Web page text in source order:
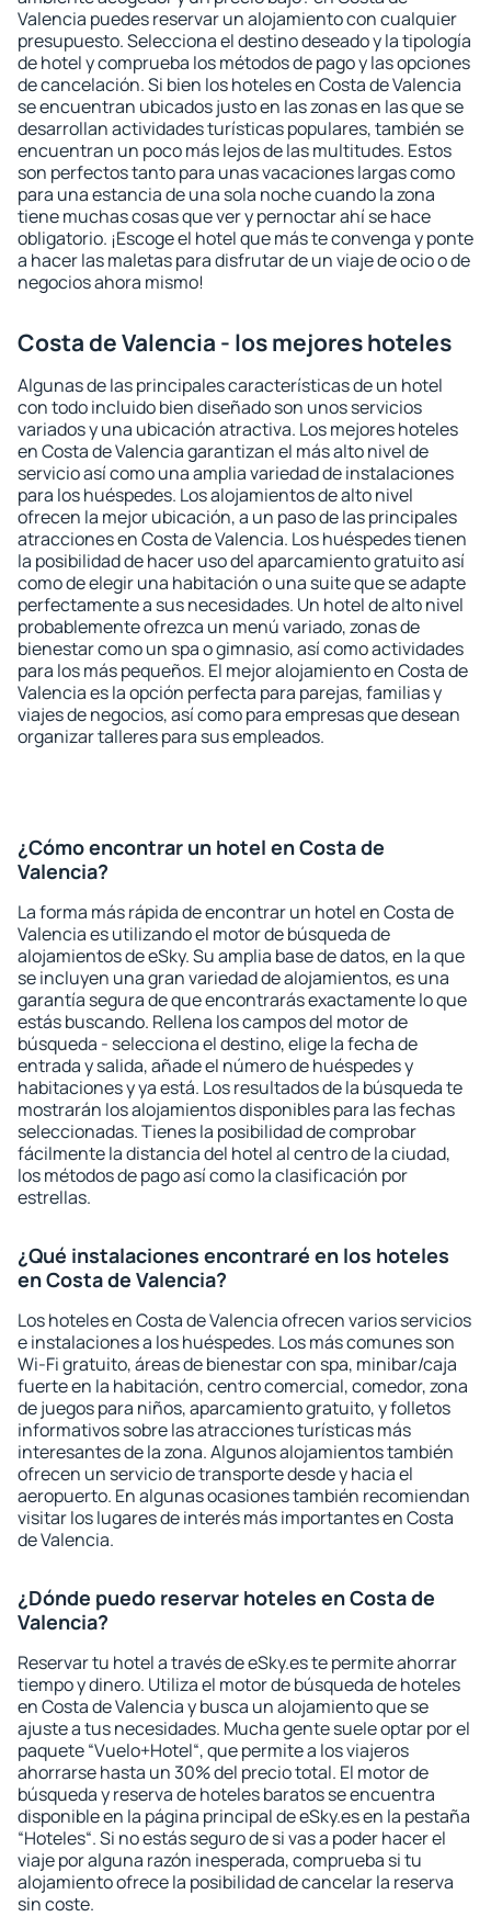
Valencia puedes reservar un alojamiento con cualquier
presupuesto. Selecciona el destino deseado y la tipología
de hotel y comprueba los métodos de pago y las opciones
de cancelación. Si bien los hoteles en Costa de Valencia
se encuentran ubicados justo en las zonas en las que se
desarrollan actividades turísticas populares, también se
encuentran un poco más lejos de las multitudes. Estos
son perfectos tanto para unas vacaciones largas como
para una estancia de una sola noche cuando la zona
tiene muchas cosas que ver y pernoctar ahí se hace
obligatorio. ¡Escoge el hotel que más te convenga y ponte
a hacer las maletas para disfrutar de un viaje de ocio o de
negocios ahora mismo!
Costa de Valencia - los mejores hoteles
Algunas de las principales características de un hotel
con todo incluido bien diseñado son unos servicios
variados y una ubicación atractiva. Los mejores hoteles
en Costa de Valencia garantizan el más alto nivel de
servicio así como una amplia variedad de instalaciones
para los huéspedes. Los alojamientos de alto nivel
ofrecen la mejor ubicación, a un paso de las principales
atracciones en Costa de Valencia. Los huéspedes tienen
la posibilidad de hacer uso del aparcamiento gratuito así
como de elegir una habitación o una suite que se adapte
perfectamente a sus necesidades. Un hotel de alto nivel
probablemente ofrezca un menú variado, zonas de
bienestar como un spa o gimnasio, así como actividades
para los más pequeños. El mejor alojamiento en Costa de
Valencia es la opción perfecta para parejas, familias y
viajes de negocios, así como para empresas que desean
organizar talleres para sus empleados.
¿Cómo encontrar un hotel en Costa de
Valencia?
La forma más rápida de encontrar un hotel en Costa de
Valencia es utilizando el motor de búsqueda de
alojamientos de eSky. Su amplia base de datos, en la que
se incluyen una gran variedad de alojamientos, es una
garantía segura de que encontrarás exactamente lo que
estás buscando. Rellena los campos del motor de
búsqueda - selecciona el destino, elige la fecha de
entrada y salida, añade el número de huéspedes y
habitaciones y ya está. Los resultados de la búsqueda te
mostrarán los alojamientos disponibles para las fechas
seleccionadas. Tienes la posibilidad de comprobar
fácilmente la distancia del hotel al centro de la ciudad,
los métodos de pago así como la clasificación por
estrellas.
¿Qué instalaciones encontraré en los hoteles
en Costa de Valencia?
Los hoteles en Costa de Valencia ofrecen varios servicios
e instalaciones a los huéspedes. Los más comunes son
Wi-Fi gratuito, áreas de bienestar con spa, minibar/caja
fuerte en la habitación, centro comercial, comedor, zona
de juegos para niños, aparcamiento gratuito, y folletos
informativos sobre las atracciones turísticas más
interesantes de la zona. Algunos alojamientos también
ofrecen un servicio de transporte desde y hacia el
aeropuerto. En algunas ocasiones también recomiendan
visitar los lugares de interés más importantes en Costa
de Valencia.
¿Dónde puedo reservar hoteles en Costa de
Valencia?
Reservar tu hotel a través de eSky.es te permite ahorrar
tiempo y dinero. Utiliza el motor de búsqueda de hoteles
en Costa de Valencia y busca un alojamiento que se
ajuste a tus necesidades. Mucha gente suele optar por el
paquete “Vuelo+Hotel“, que permite a los viajeros
ahorrarse hasta un 30% del precio total. El motor de
búsqueda y reserva de hoteles baratos se encuentra
disponible en la página principal de eSky.es en la pestaña
“Hoteles“. Si no estás seguro de si vas a poder hacer el
viaje por alguna razón inesperada, comprueba si tu
alojamiento ofrece la posibilidad de cancelar la reserva
sin coste.